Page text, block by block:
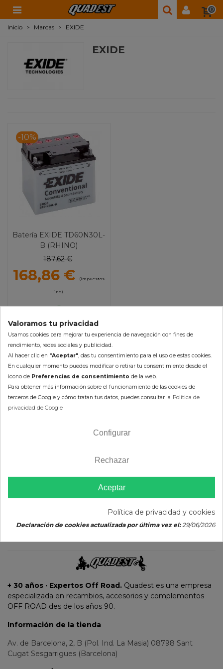
0
Inicio > Marcas > EXIDE
EXIDE
-10%
Batería EXIDE TD60N30L-
B (RHINO)
187,62 €
168,86 € (impuestos
inc.)
En Stock 24/48h (laborables)
AÑADIR AL CARRITO
Mostrando 1-1 de 1 artículo(s)
Apúntate y recibe 10% en tu
+ 30 años · Expertos Off Road. Quadest es una empresa
especializada en recambios, accesorios y complementos
OFF ROAD des de los años 90.
Información de la tienda
Av. de Barcelona, 2, B (Pol. Ind. La Masia) 08798 Sant
Cugat Sesgarrigues (Barcelona)
Valoramos tu privacidad
Usamos cookies para mejorar tu experiencia de navegación con fines de
rendimiento, redes sociales y publicidad.
Al hacer clic en "Aceptar" , das tu consentimiento para el uso de estas cookies.
En cualquier momento puedes modificar o retirar tu consentimiento desde el
icono de Preferencias de consentimiento de la web.
Para obtener más información sobre el funcionamiento de las cookies de
terceros de Google y cómo tratan tus datos, puedes consultar la Política de
privacidad de Google
Configurar
Rechazar
Aceptar
Política de privacidad y cookies
Declaración de cookies actualizada por última vez el:29/06/2026